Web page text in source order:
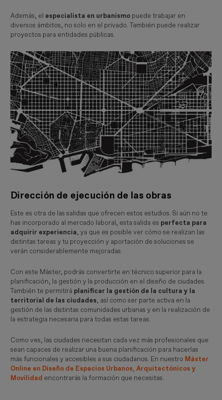
Además, el especialista en urbanismo puede trabajar en
diversos ámbitos, no solo en el privado. También puede realizar
proyectos para entidades públicas.
Dirección de ejecución de las obras
Este es otra de las salidas que ofrecen estos estudios. Si aún no te
has incorporado al mercado laboral, esta salida es perfecta para
adquirir experiencia, ya que es posible ver cómo se realizan las
distintas tareas y tu proyección y aportación de soluciones se
verán considerablemente mejoradas.
Con este Máster, podrás convertirte en técnico superior para la
planificación, la gestión y la producción en el diseño de ciudades.
También te permitirá planificar la gestión de la cultura y la
territorial de las ciudades, así como ser parte activa en la
gestión de las distintas comunidades urbanas y en la realización de
la estrategia necesaria para todas estas tareas.
Como ves, las ciudades necesitan cada vez más profesionales que
sean capaces de realizar una buena planificación para hacerlas
más funcionales y accesibles a sus ciudadanos. En nuestro Máster
Online en Diseño de Espacios Urbanos, Arquitectónicos y
Movilidad encontrarás la formación que necesitas.